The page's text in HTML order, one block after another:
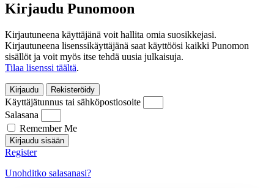
Kirjaudu Punomoon
Kirjautuneena käyttäjänä voit hallita omia suosikkejasi.
Kirjautuneena lisenssikäyttäjänä saat käyttöösi kaikki Punomon
sisällöt ja voit myös itse tehdä uusia julkaisuja.
Tilaa lisenssi täältä.
Kirjaudu Rekisteröidy
Käyttäjätunnus tai sähköpostiosoite
Salasana
Remember Me
Kirjaudu sisään
Register
Unohditko salasanasi?